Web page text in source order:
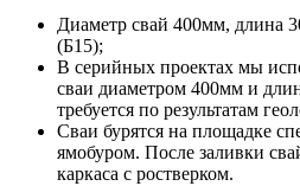
Диаметр свай 400мм, длина
(Б15);
В серийных проектах мы
сваи диаметром 400мм и
требуется по результатам
Сваи бурятся на площадке
ямобуром. После заливки
каркаса с ростверком.